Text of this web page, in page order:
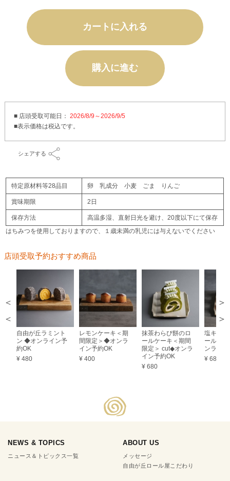
カートに入れる
購入に進む
■ 店頭受取可能日：2026/8/9～2026/9/5
シェアする
特定原材料等28品目 卵 乳成分 小麦 ごま りんご
賞味期限 2日
保存方法
高温多湿、直射日光を避け、20度以下にて保存
はちみつを使用しておりますので、１歳未満の乳児には与えないでください
店頭受取予約おすすめ商品
自由が丘ラミント
ン ◆オンライン予
約OK
¥ 480
レモンケーキ＜期
間限定＞◆オンラ
イン予約OK
¥ 400
抹茶わらび餅のロ
ールケーキ＜期間
限定＞ cut◆オンラ
イン予約OK
¥ 680
塩キャ
ールケ
ンライ
¥ 680
＜
＞
NEWS & TOPICS
ニュース＆トピックス一覧
ABOUT US
メッセージ
自由が丘ロール屋こだわり